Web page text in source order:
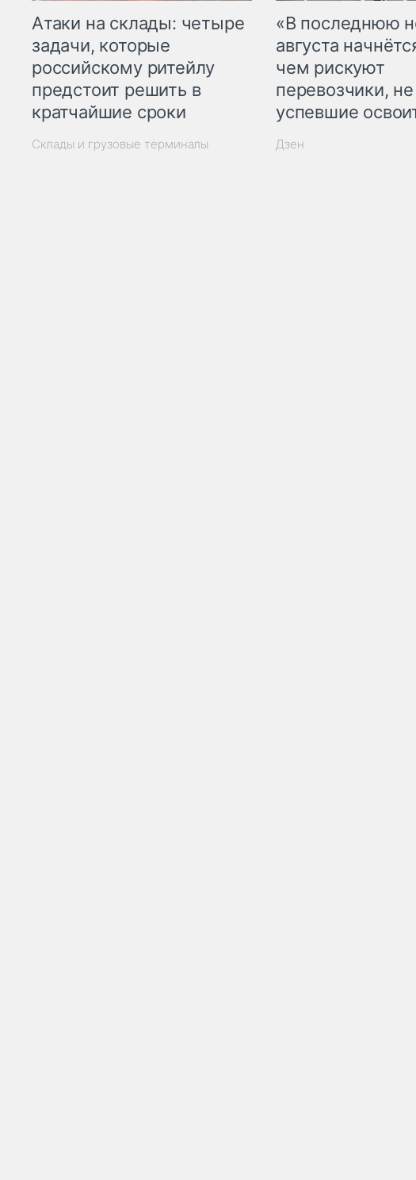
Атаки на склады: четыре
задачи, которые
российскому ритейлу
предстоит решить в
кратчайшие сроки
Склады и грузовые терминалы
«В последнюю
августа
чем рискуют
перевозчики, не
успевшие
Дзен